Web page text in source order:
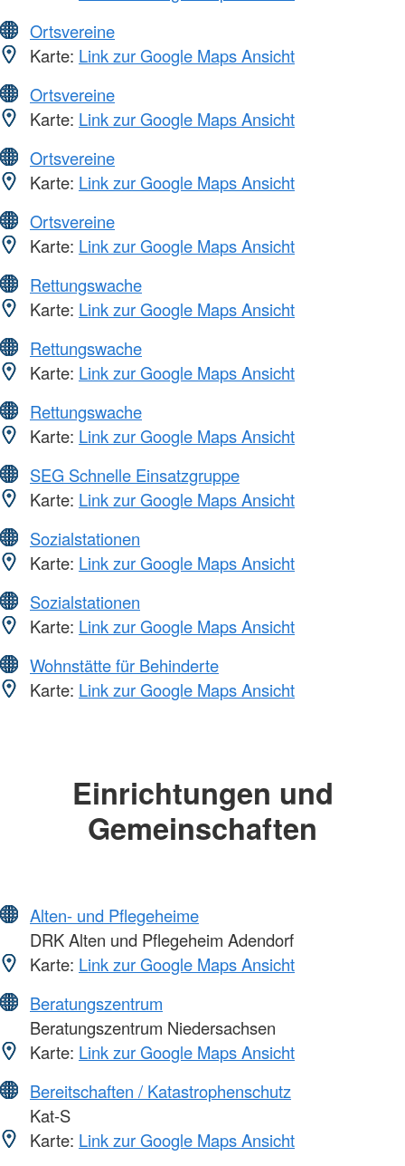
Ortsvereine
Karte: Link zur Google Maps Ansicht
Ortsvereine
Karte: Link zur Google Maps Ansicht
Ortsvereine
Karte: Link zur Google Maps Ansicht
Ortsvereine
Karte: Link zur Google Maps Ansicht
Rettungswache
Karte: Link zur Google Maps Ansicht
Rettungswache
Karte: Link zur Google Maps Ansicht
Rettungswache
Karte: Link zur Google Maps Ansicht
SEG Schnelle Einsatzgruppe
Karte: Link zur Google Maps Ansicht
Sozialstationen
Karte: Link zur Google Maps Ansicht
Sozialstationen
Karte: Link zur Google Maps Ansicht
Wohnstätte für Behinderte
Karte: Link zur Google Maps Ansicht
Einrichtungen und
Gemeinschaften
Alten- und Pflegeheime
DRK Alten und Pflegeheim Adendorf
Karte: Link zur Google Maps Ansicht
Beratungszentrum
Beratungszentrum Niedersachsen
Karte: Link zur Google Maps Ansicht
Bereitschaften / Katastrophenschutz
Kat-S
Karte: Link zur Google Maps Ansicht